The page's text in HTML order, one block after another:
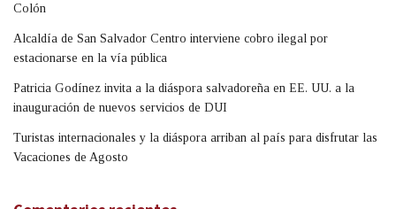
Colón
Alcaldía de San Salvador Centro interviene cobro ilegal por
estacionarse en la vía pública
Patricia Godínez invita a la diáspora salvadoreña en EE. UU. a la
inauguración de nuevos servicios de DUI
Turistas internacionales y la diáspora arriban al país para disfrutar las
Vacaciones de Agosto